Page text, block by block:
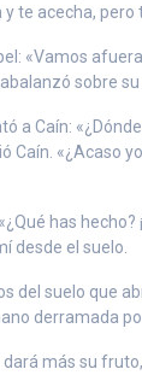
te acecha, pero
«Vamos
sobre
a Caín:
Caín. «¿Acaso
has hecho?
desde el suelo.
del suelo que
derramada
más su